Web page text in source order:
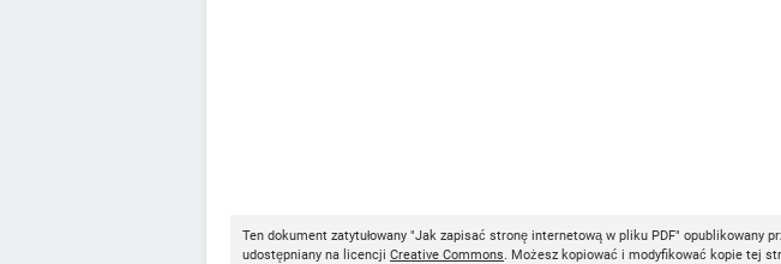
Ten dokument zatytułowany "Jak zapisać stronę internetową w pliku PDF" opublikowany
udostępniany na licencji Creative Commons. Możesz kopiować i modyfikować kopie tej